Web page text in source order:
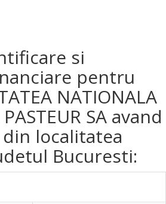
si
pentru
NATIONALA
SA avand
din localitatea
Bucuresti: